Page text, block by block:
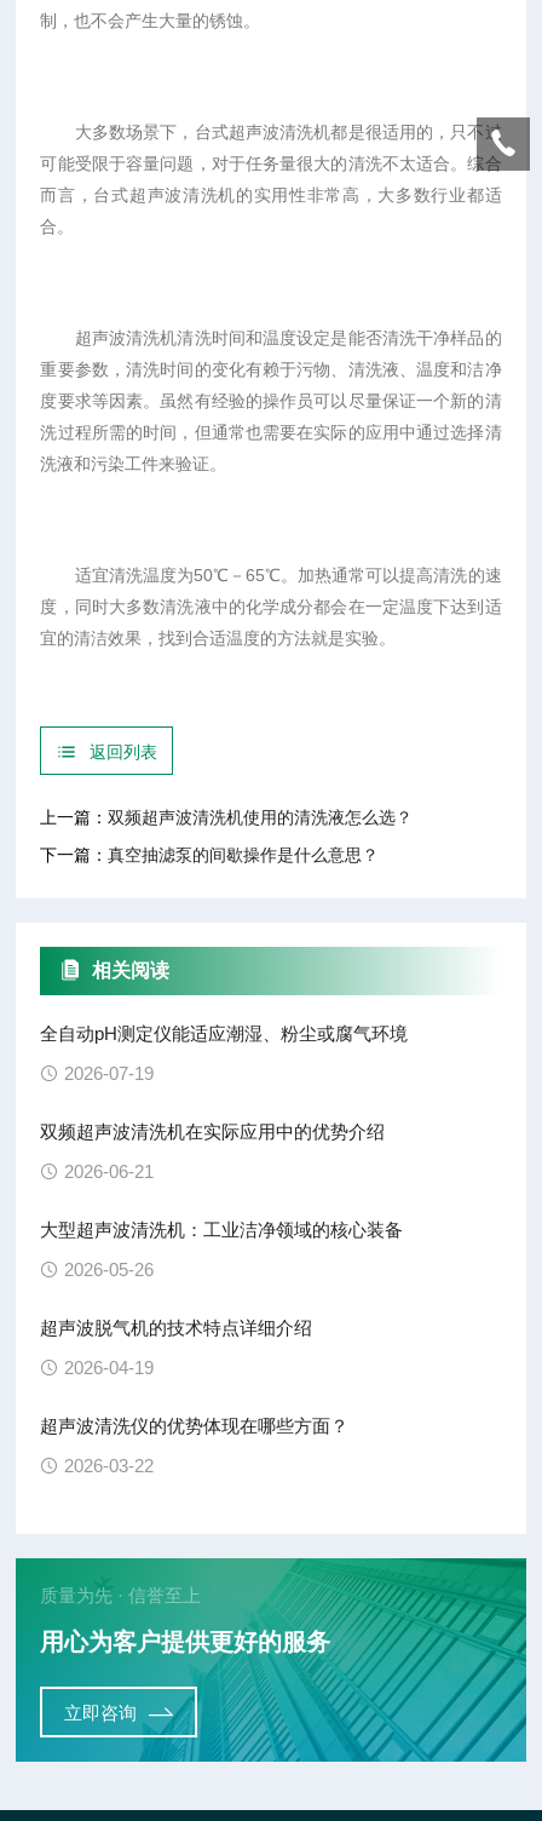
制，也不会产生大量的锈蚀。
大多数场景下，台式超声波清洗机都是很适用的，只不过
可能受限于容量问题，对于任务量很大的清洗不太适合。综合
而言，台式超声波清洗机的实用性非常高，大多数行业都适
合。
超声波清洗机清洗时间和温度设定是能否清洗干净样品的
重要参数，清洗时间的变化有赖于污物、清洗液、温度和洁净
度要求等因素。虽然有经验的操作员可以尽量保证一个新的清
洗过程所需的时间，但通常也需要在实际的应用中通过选择清
洗液和污染工件来验证。
适宜清洗温度为50℃－65℃。加热通常可以提高清洗的速
度，同时大多数清洗液中的化学成分都会在一定温度下达到适
宜的清洁效果，找到合适温度的方法就是实验。
返回列表
上一篇：双频超声波清洗机使用的清洗液怎么选？
下一篇：真空抽滤泵的间歇操作是什么意思？
相关阅读
全自动pH测定仪能适应潮湿、粉尘或腐气环境
2026-07-19
双频超声波清洗机在实际应用中的优势介绍
2026-06-21
大型超声波清洗机：工业洁净领域的核心装备
2026-05-26
超声波脱气机的技术特点详细介绍
2026-04-19
超声波清洗仪的优势体现在哪些方面？
2026-03-22
质量为先 · 信誉至上
用心为客户提供更好的服务
立即咨询